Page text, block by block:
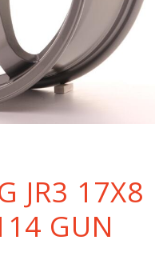
JR3 17X8
GUN